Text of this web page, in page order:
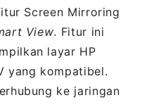
Screen Mirroring
View. Fitur ini
layar HP
yang kompatibel.
ke jaringan